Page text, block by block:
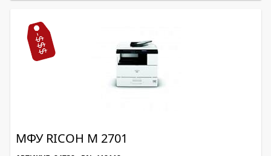
МФУ RICOH M 2701